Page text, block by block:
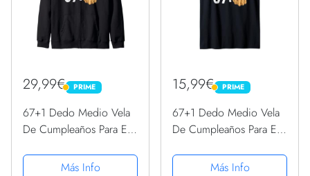
29,99€ PRIME
PRIME
67+1 Dedo Medio Vela
De Cumpleaños Para El
Sudadera con Capucha
Más Info
15,99€ PRIME
PRIME
67+1 Dedo Medio Vela
De Cumpleaños Para El
Camiseta sin Mangas
Más Info